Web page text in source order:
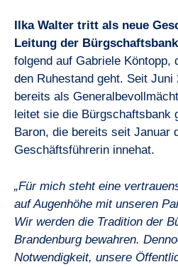
Ilka Walter tritt als neue
Leitung der
folgend auf Gabriele Köntopp,
den Ruhestand geht. Seit Juni
bereits als
leitet sie die Bürgschaftsbank
Baron, die bereits seit Januar
Geschäftsführerin innehat.
„Für mich steht eine
auf Augenhöhe mit unseren
Wir werden die Tradition der
Brandenburg bewahren.
Notwendigkeit, unsere